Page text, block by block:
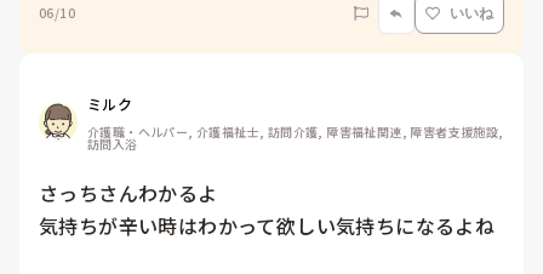
06/10 いいね
ミルク
介護職・ヘルパー, 介護福祉士, 訪問介護, 障害福祉関連, 障害者支援施設,
訪問入浴
さっちさんわかるよ
気持ちが辛い時はわかって欲しい気持ちになるよね